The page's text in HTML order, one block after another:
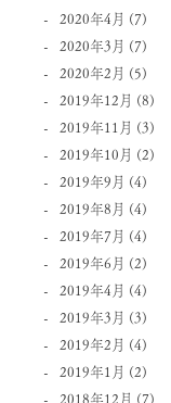
2020年4月 (7)
2020年3月 (7)
2020年2月 (5)
2019年12月 (8)
2019年11月 (3)
2019年10月 (2)
2019年9月 (4)
2019年8月 (4)
2019年7月 (4)
2019年6月 (2)
2019年4月 (4)
2019年3月 (3)
2019年2月 (4)
2019年1月 (2)
2018年12月 (7)